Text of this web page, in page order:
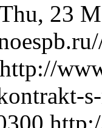
23
http://